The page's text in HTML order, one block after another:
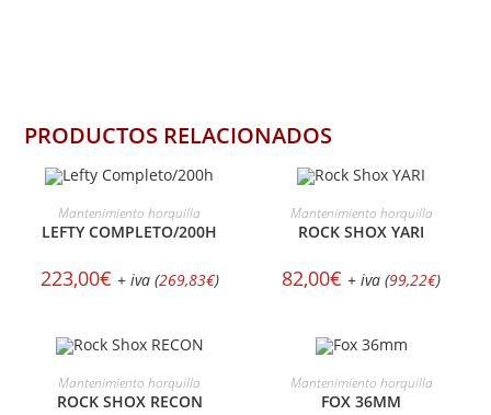
PRODUCTOS RELACIONADOS
SELECCIONAR OPCIONES
Mantenimiento horquilla
LEFTY COMPLETO/200H
223,00€ + iva (269,83€)
SELECCIONAR OPCIONES
Mantenimiento horquilla
ROCK SHOX YARI
82,00€ + iva (99,22€)
SELECCIONAR OPCIONES
Mantenimiento horquilla
ROCK SHOX RECON
SELECCIONAR OPCIONES
Mantenimiento horquilla
FOX 36MM